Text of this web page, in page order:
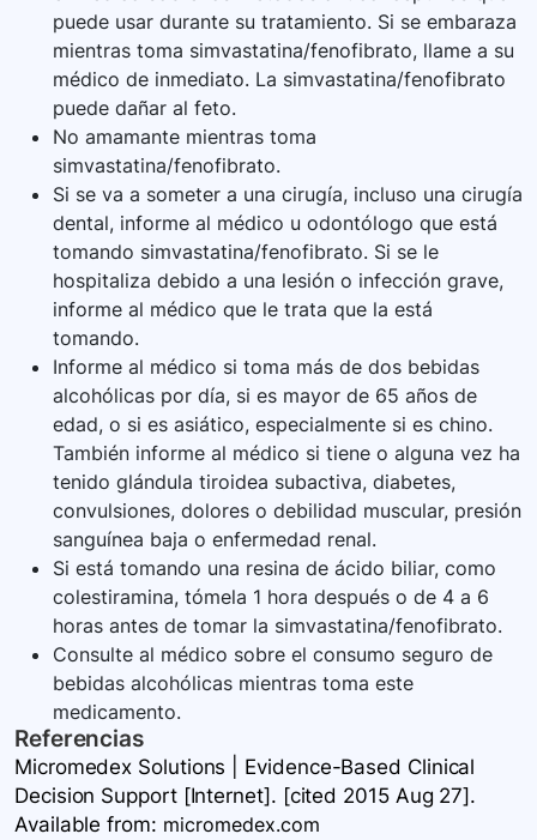
puede usar durante su tratamiento. Si se embaraza
mientras toma simvastatina/fenofibrato, llame a su
médico de inmediato. La simvastatina/fenofibrato
puede dañar al feto.
No amamante mientras toma
simvastatina/fenofibrato.
Si se va a someter a una cirugía, incluso una cirugía
dental, informe al médico u odontólogo que está
tomando simvastatina/fenofibrato. Si se le
hospitaliza debido a una lesión o infección grave,
informe al médico que le trata que la está
tomando.
Informe al médico si toma más de dos bebidas
alcohólicas por día, si es mayor de 65 años de
edad, o si es asiático, especialmente si es chino.
También informe al médico si tiene o alguna vez ha
tenido glándula tiroidea subactiva, diabetes,
convulsiones, dolores o debilidad muscular, presión
sanguínea baja o enfermedad renal.
Si está tomando una resina de ácido biliar, como
colestiramina, tómela 1 hora después o de 4 a 6
horas antes de tomar la simvastatina/fenofibrato.
Consulte al médico sobre el consumo seguro de
bebidas alcohólicas mientras toma este
medicamento.
Referencias
Micromedex Solutions | Evidence-Based Clinical
Decision Support [Internet]. [cited 2015 Aug 27].
Available from: micromedex.com